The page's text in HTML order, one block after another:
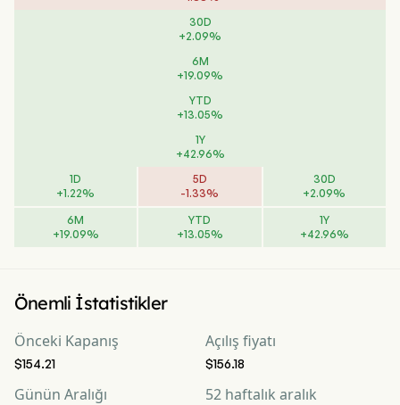
30D
+2.09%
6M
+19.09%
YTD
+13.05%
1Y
+42.96%
1D
+1.22%
5D
-1.33%
30D
+2.09%
6M
+19.09%
YTD
+13.05%
1Y
+42.96%
Önemli İstatistikler
Önceki Kapanış
$154.21
Açılış fiyatı
$156.18
Günün Aralığı 52 haftalık aralık